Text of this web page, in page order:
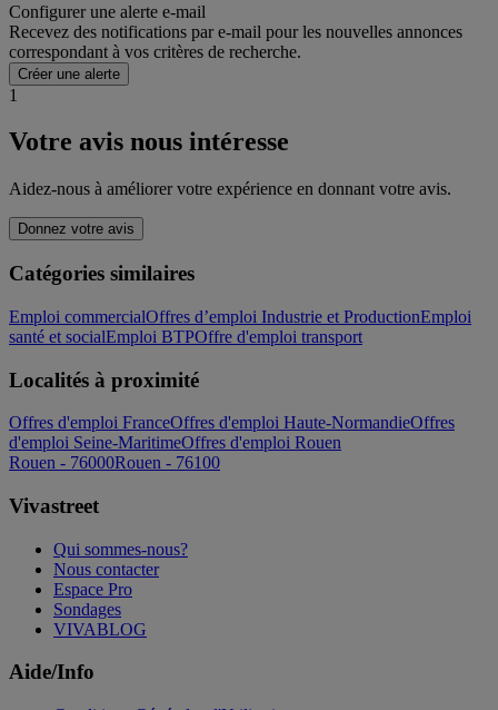
Configurer une alerte e-mail
Recevez des notifications par e-mail pour les nouvelles annonces
correspondant à vos critères de recherche.
Créer une alerte
1
Votre avis nous intéresse
Aidez-nous à améliorer votre expérience en donnant votre avis.
Donnez votre avis
Catégories similaires
Emploi commercialOffres d’emploi Industrie et ProductionEmploi
santé et socialEmploi BTPOffre d'emploi transport
Localités à proximité
Offres d'emploi FranceOffres d'emploi Haute-NormandieOffres
d'emploi Seine-MaritimeOffres d'emploi Rouen
Rouen - 76000Rouen - 76100
Vivastreet
Qui sommes-nous?
Nous contacter
Espace Pro
Sondages
VIVABLOG
Aide/Info